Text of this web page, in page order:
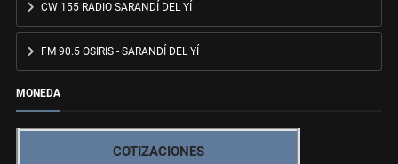
CW 155 RADIO SARANDÍ DEL YÍ
FM 90.5 OSIRIS - SARANDÍ DEL YÍ
MONEDA
COTIZACIONES